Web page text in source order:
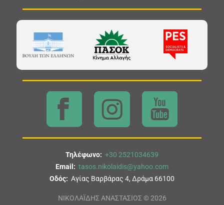
Τηλέφωνο: +30 2521034639
Email: tasos.nikolaidis@yahoo.com
Οδός: Αγίας Βαρβάρας 4, Δράμα 66100
ΝΙΚΟΛΑΪΔΗΣ ΑΝΑΣΤΑΣΙΟΣ © 2026